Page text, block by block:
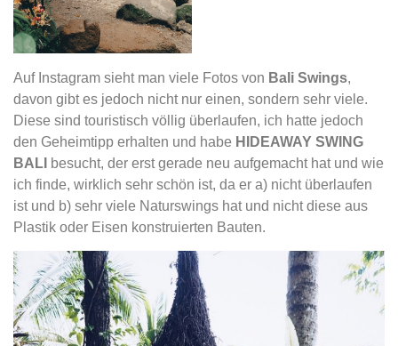
Auf Instagram sieht man viele Fotos von Bali Swings,
davon gibt es jedoch nicht nur einen, sondern sehr viele.
Diese sind touristisch völlig überlaufen, ich hatte jedoch
den Geheimtipp erhalten und habe HIDEAWAY SWING
BALI besucht, der erst gerade neu aufgemacht hat und wie
ich finde, wirklich sehr schön ist, da er a) nicht überlaufen
ist und b) sehr viele Naturswings hat und nicht diese aus
Plastik oder Eisen konstruierten Bauten.